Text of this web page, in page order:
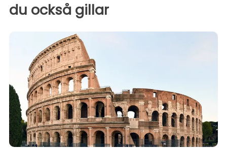
du också gillar